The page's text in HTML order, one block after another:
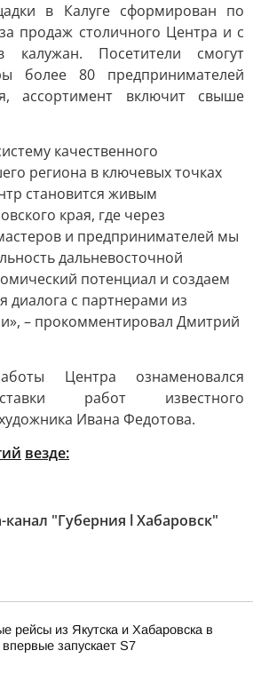
в Калуге сформирован по
продаж столичного Центра и с
калужан. Посетители смогут
более 80 предпринимателей
ассортимент включит свыше
качественного
региона в ключевых точках
становится живым
края, где через
и предпринимателей мы
дальневосточной
потенциал и создаем
диалога с партнерами из
– прокомментировал Дмитрий
Центра ознаменовался
работ известного
Ивана Федотова.
везде:
канал "Губерния l Хабаровск"
рейсы из Якутска и Хабаровска в
запускает S7